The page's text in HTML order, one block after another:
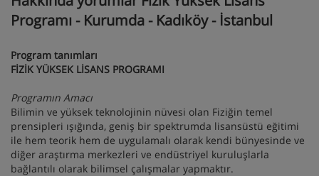
Programı - Kurumda - Kadıköy - İstanbul
Program tanımları
FİZİK YÜKSEK LİSANS PROGRAMI
Programın Amacı
Bilimin ve yüksek teknolojinin nüvesi olan Fiziğin temel
prensipleri ışığında, geniş bir spektrumda lisansüstü eğitimi
ile hem teorik hem de uygulamalı olarak kendi bünyesinde ve
diğer araştırma merkezleri ve endüstriyel kuruluşlarla
bağlantılı olarak bilimsel çalışmalar yapmaktır.